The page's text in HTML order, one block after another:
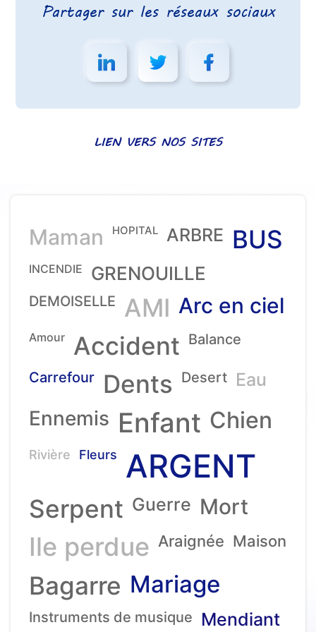
Partager sur les réseaux sociaux
LIEN VERS NOS SITES
Maman HOPITAL ARBRE BUS
INCENDIE GRENOUILLE
DEMOISELLE AMI Arc en ciel
Amour Accident Balance
Carrefour Dents Desert Eau
Ennemis Enfant Chien
Rivière Fleurs ARGENT
Serpent Guerre Mort
Ile perdue Araignée Maison
Bagarre Mariage
Instruments de musique Mendiant